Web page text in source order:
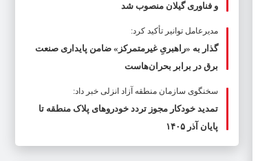
و فناوری گیلان منصوب شد
مدیرعامل توانیر تأکید کرد:
گذار به «راهبریِ غیرمتمرکز» ضامن پایداری صنعت
برق در برابر بحران‌هاست
سخنگوی سازمان منطقه آزاد انزلی خبر داد:
تمدید خودکار مجوز تردد خودروهای پلاک منطقه تا
پایان آذر ۱۴۰۵